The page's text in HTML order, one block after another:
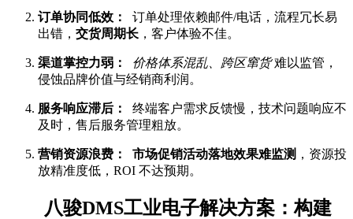
订单协同低效：
订单处理依赖邮件/电话，流程冗长易
出错， 交货周期长 ，客户体验不佳。
渠道掌控力弱： 价格体系混乱、跨区窜货难以监管，
侵蚀品牌价值与经销商利润。
服务响应滞后：
终端客户需求反馈慢，技术问题响应不
及时，售后服务管理粗放。
营销资源浪费： 市场促销活动落地效果难监测 ，资源投
放精准度低，ROI 不达预期。
八骏DMS工业电子解决方案：构建